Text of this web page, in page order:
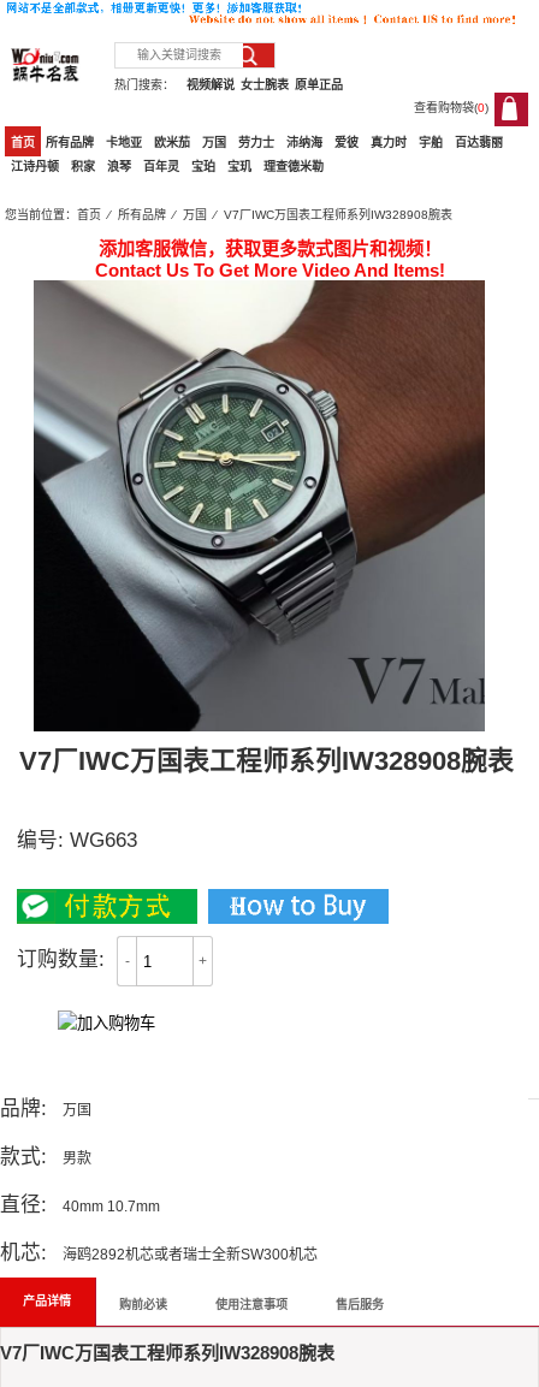
热门搜索： 原单正品
女士腕表
视频解说
查看购物袋(0)
0
首页 所有品牌 卡地亚 欧米茄 万国 劳力士 沛纳海 爱彼 真力时 宇舶
百达翡丽
江诗丹顿
积家 浪琴 百年灵 宝珀 宝玑 理查德米勒
您当前位置：首页 ⁄所有品牌 ⁄万国 ⁄ V7厂IWC万国表工程师系列IW328908腕表
添加客服微信，获取更多款式图片和视频！
Contact Us To Get More Video And Items!
V7厂IWC万国表工程师系列IW328908腕表
编号:WG663
订购数量: - +
品牌: 万国
款式: 男款
直径: 40mm 10.7mm
机芯: 海鸥2892机芯或者瑞士全新SW300机芯
产品详情 购前必读 使用注意事项 售后服务
V7厂IWC万国表工程师系列IW328908腕表